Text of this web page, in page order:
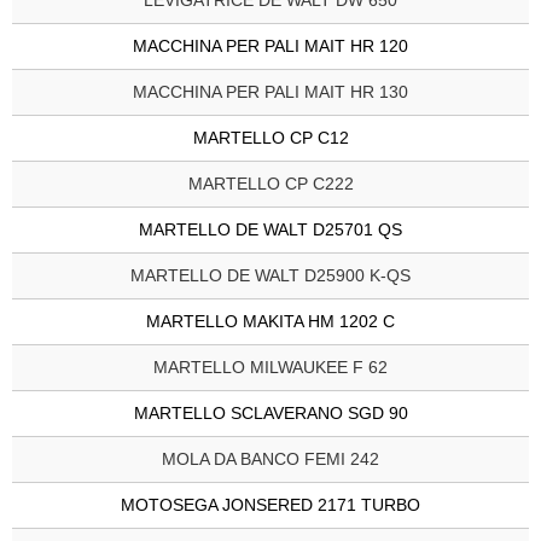
MACCHINA PER PALI MAIT HR 120
MACCHINA PER PALI MAIT HR 130
MARTELLO CP C12
MARTELLO CP C222
MARTELLO DE WALT D25701 QS
MARTELLO DE WALT D25900 K-QS
MARTELLO MAKITA HM 1202 C
MARTELLO MILWAUKEE F 62
MARTELLO SCLAVERANO SGD 90
MOLA DA BANCO FEMI 242
MOTOSEGA JONSERED 2171 TURBO